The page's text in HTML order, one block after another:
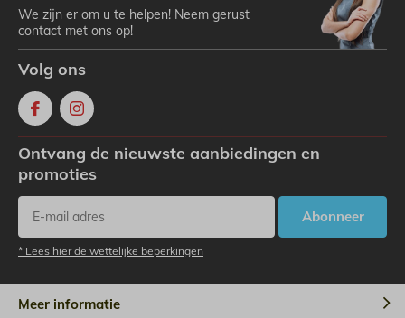
We zijn er om u te helpen! Neem gerust
contact met ons op!
Volg ons
Ontvang de nieuwste aanbiedingen en
promoties
Abonneer
* Lees hier de wettelijke beperkingen
Meer informatie